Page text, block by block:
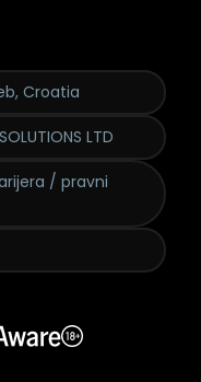
Croatia
LTD
/ pravni